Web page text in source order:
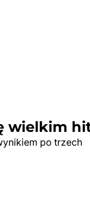
wielkim
po trzech